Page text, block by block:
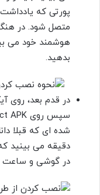
پورتی که
متصل شود. در
هوشمند خود می
بدهید.
در قدم بعد، روی
شده ای که قبلا
در گوشی و ساعت